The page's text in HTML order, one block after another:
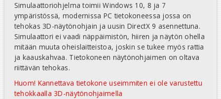
Simulaattoriohjelma toimii Windows 10, 8 ja 7
ympäristössä, modernissa PC tietokoneessa jossa on
tehokas 3D-näytönohjain ja uusin DirectX 9 asennettuna.
Simulaattori ei vaadi näppäimistön, hiiren ja näytön ohella
mitään muuta oheislaitteistoa, joskin se tukee myös rattia
ja kaauskahvaa. Tietokoneen näytönohjaimen on oltava
riittävän tehokas.
Huom! Kannettava tietokone useimmiten ei ole varustettu
tehokkaalla 3D-näytönohjaimella